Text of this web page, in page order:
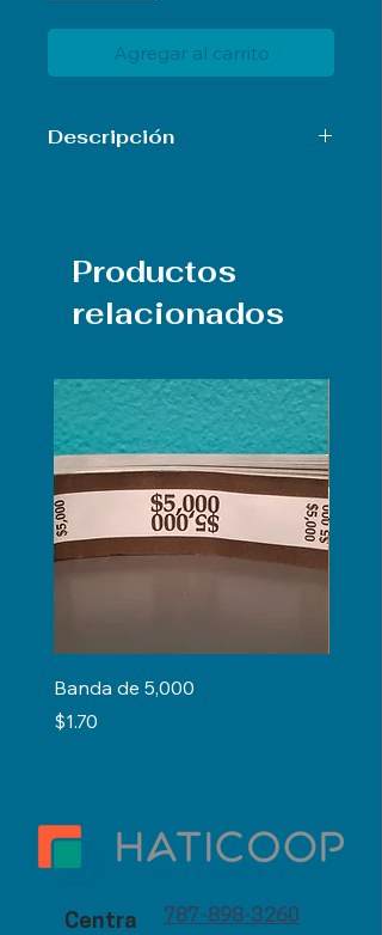
Agregar al carrito
Descripción
Productos
relacionados
Banda de 5,000
Precio
$1.70
Centra
787-898-3260